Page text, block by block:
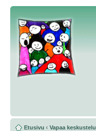
Etusivu ‹ Vapaa keskustelu